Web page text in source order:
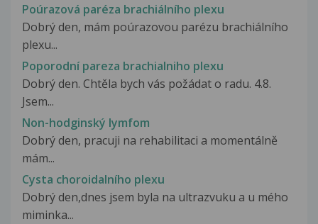
Poúrazová paréza brachiálního plexu
Dobrý den, mám poúrazovou parézu brachiálního
plexu...
Poporodní pareza brachialniho plexu
Dobrý den. Chtěla bych vás požádat o radu. 4.8.
Jsem...
Non-hodginský lymfom
Dobrý den, pracuji na rehabilitaci a momentálně
mám...
Cysta choroidalního plexu
Dobrý den,dnes jsem byla na ultrazvuku a u mého
miminka...